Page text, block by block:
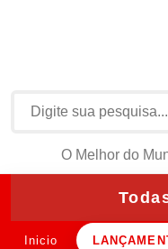
O Melhor do
Inicio